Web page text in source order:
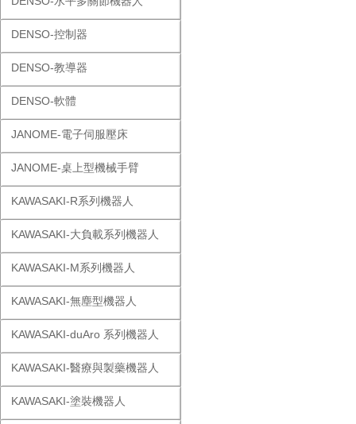
DENSO-控制器
DENSO-教導器
DENSO-軟體
JANOME-電子伺服壓床
JANOME-桌上型機械手臂
KAWASAKI-R系列機器人
KAWASAKI-大負載系列機器人
KAWASAKI-M系列機器人
KAWASAKI-無塵型機器人
KAWASAKI-duAro 系列機器人
KAWASAKI-醫療與製藥機器人
KAWASAKI-塗裝機器人